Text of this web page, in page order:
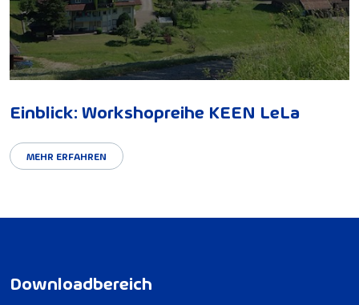
Einblick: Workshopreihe KEEN LeLa
MEHR ERFAHREN
Downloadbereich